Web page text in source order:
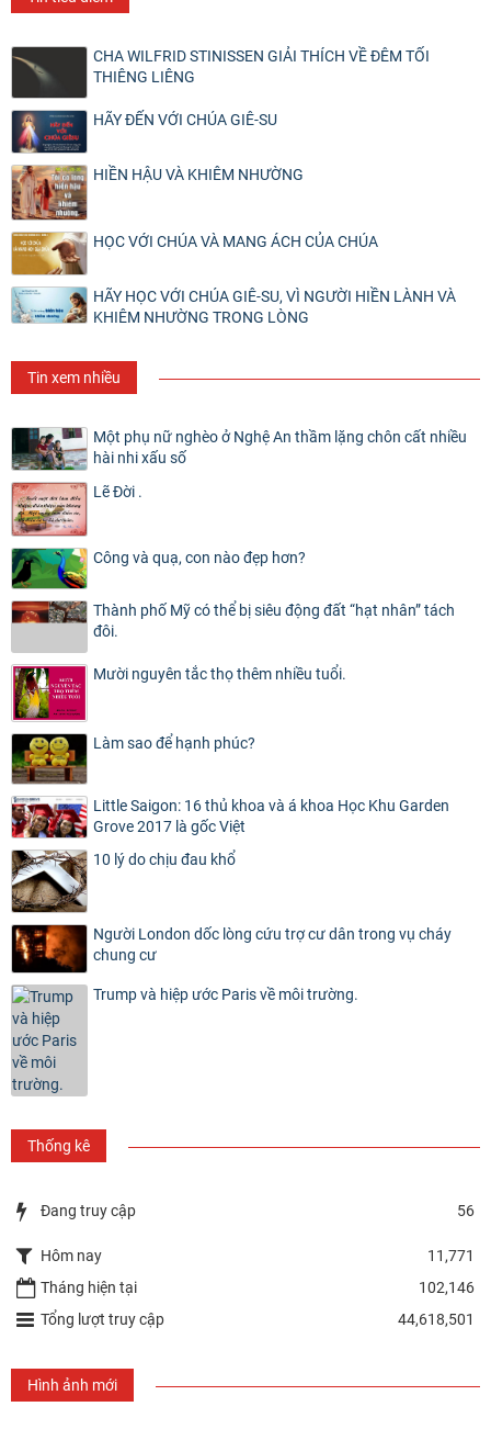
CHA WILFRID STINISSEN GIẢI THÍCH VỀ ĐÊM TỐI
THIÊNG LIÊNG
HÃY ĐẾN VỚI CHÚA GIÊ-SU
HIỀN HẬU VÀ KHIÊM NHƯỜNG
HỌC VỚI CHÚA VÀ MANG ÁCH CỦA CHÚA
HÃY HỌC VỚI CHÚA GIÊ-SU, VÌ NGƯỜI HIỀN LÀNH VÀ
KHIÊM NHƯỜNG TRONG LÒNG
Tin xem nhiều
Một phụ nữ nghèo ở Nghệ An thầm lặng chôn cất nhiều
hài nhi xấu số
Lẽ Đời .
Công và quạ, con nào đẹp hơn?
Thành phố Mỹ có thể bị siêu động đất “hạt nhân” tách
đôi.
Mười nguyên tắc thọ thêm nhiều tuổi.
Làm sao để hạnh phúc?
Little Saigon: 16 thủ khoa và á khoa Học Khu Garden
Grove 2017 là gốc Việt
10 lý do chịu đau khổ
Người London dốc lòng cứu trợ cư dân trong vụ cháy
chung cư
Trump và hiệp ước Paris về môi trường.
Thống kê
Đang truy cập 56
Hôm nay
11,771
Tháng hiện tại
102,146
Tổng lượt truy cập
44,618,501
Hình ảnh mới